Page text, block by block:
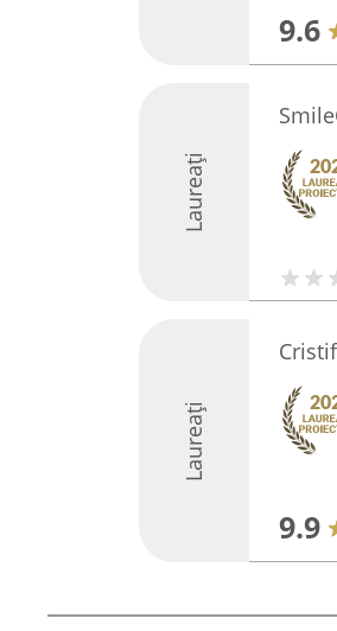
9.6
Laureați
Laureați
9.9